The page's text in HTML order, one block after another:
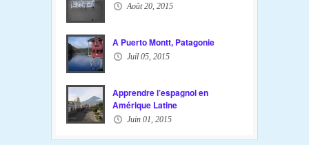
Août 20, 2015
A Puerto Montt, Patagonie
Juil 05, 2015
Apprendre l’espagnol en
Amérique Latine
Juin 01, 2015